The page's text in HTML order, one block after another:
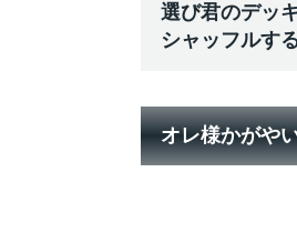
選び君のデッ
シャッフルする
オレ様かがや